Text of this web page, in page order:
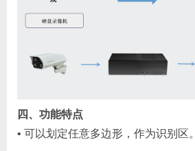
四、功能特点
• 可以划定任意多边形，作为识别区。